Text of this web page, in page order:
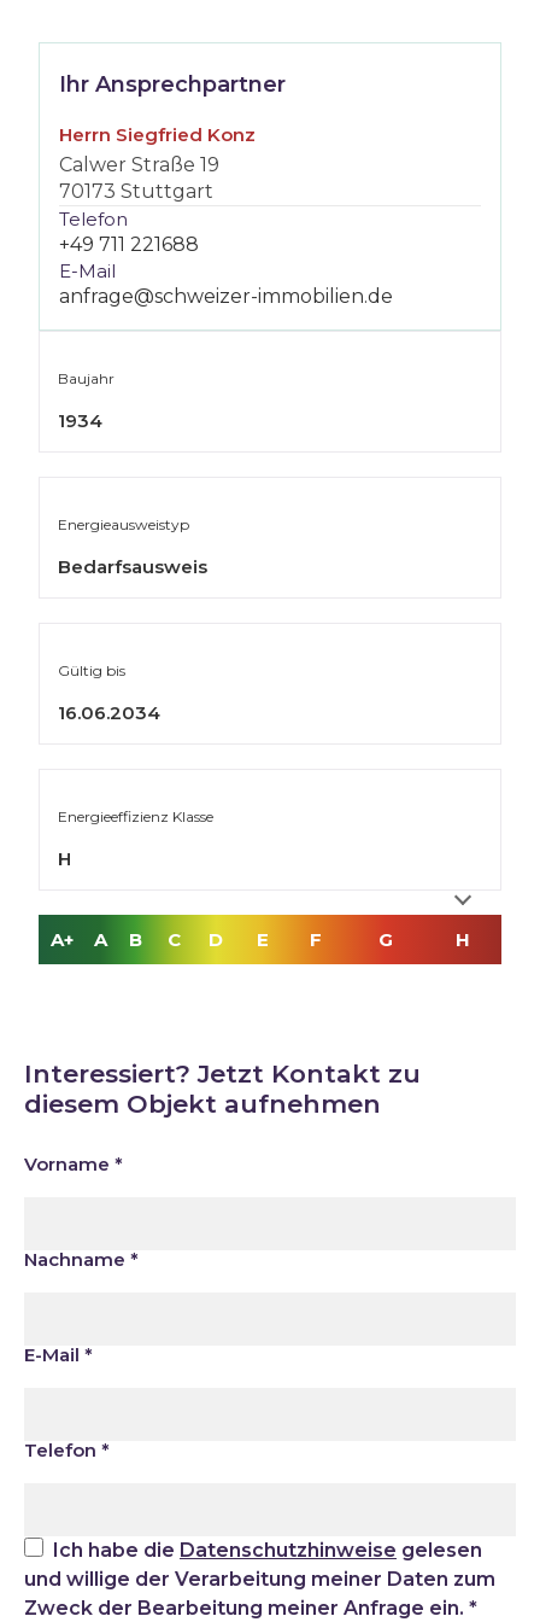
Ihr Ansprechpartner
Herrn Siegfried Konz
Calwer Straße 19
70173 Stuttgart
Telefon
+49 711 221688
E-Mail
anfrage@schweizer-immobilien.de
Baujahr
1934
Energie­ausweistyp
Bedarfsausweis
Gültig bis
16.06.2034
Energieeffizienz Klasse
H
A+ A B C D E F G H
Interessiert? Jetzt Kontakt zu
diesem Objekt aufnehmen
Vorname *
Nachname *
E-Mail *
Telefon *
Ich habe die Datenschutzhinweise gelesen
und willige der Verarbeitung meiner Daten zum
Zweck der Bearbeitung meiner Anfrage ein. *